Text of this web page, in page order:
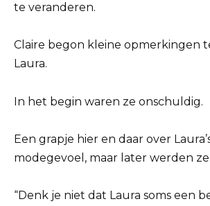
te veranderen.
Claire begon kleine opmerkingen
Laura.
In het begin waren ze onschuldig.
Een grapje hier en daar over
modegevoel, maar later werden
“Denk je niet dat Laura soms een